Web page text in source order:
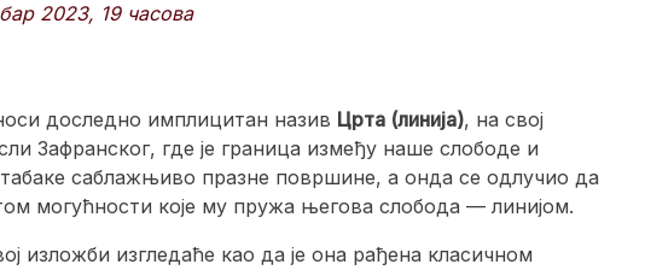
2023, 19 часова
доследно имплицитан назив Црта (линија), на свој
Зафранског, где је граница између наше слободе и
саблажњиво празне површине, а онда се одлучио да
могућности које му пружа његова слобода — линијом.
изложби изгледаће као да је она рађена класичном